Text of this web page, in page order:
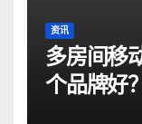
资讯
多房间移
个品牌好？